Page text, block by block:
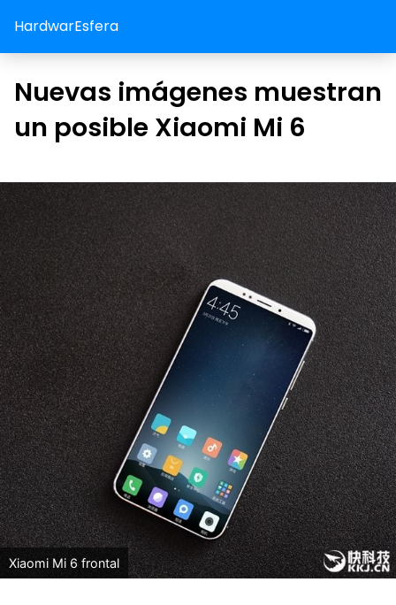
HardwarEsfera
Nuevas imágenes muestran
un posible Xiaomi Mi 6
Xiaomi Mi 6 frontal